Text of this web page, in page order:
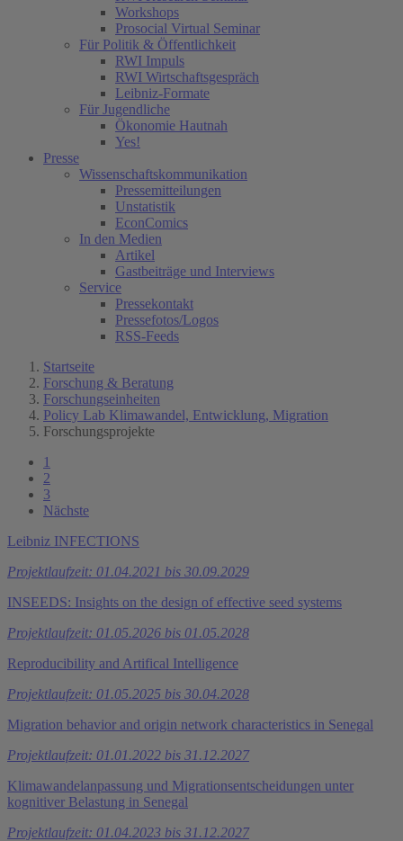
Workshops
Prosocial Virtual Seminar
Für Politik & Öffentlichkeit
RWI Impuls
RWI Wirtschaftsgespräch
Leibniz-Formate
Für Jugendliche
Ökonomie Hautnah
Yes!
Presse
Wissenschaftskommunikation
Pressemitteilungen
Unstatistik
EconComics
In den Medien
Artikel
Gastbeiträge und Interviews
Service
Pressekontakt
Pressefotos/Logos
RSS-Feeds
Startseite
Forschung & Beratung
Forschungseinheiten
Policy Lab Klimawandel, Entwicklung, Migration
Forschungsprojekte
1
2
3
Nächste
Leibniz INFECTIONS
Projektlaufzeit: 01.04.2021 bis 30.09.2029
INSEEDS: Insights on the design of effective seed systems
Projektlaufzeit: 01.05.2026 bis 01.05.2028
Reproducibility and Artifical Intelligence
Projektlaufzeit: 01.05.2025 bis 30.04.2028
Migration behavior and origin network characteristics in Senegal
Projektlaufzeit: 01.01.2022 bis 31.12.2027
Klimawandelanpassung und Migrationsentscheidungen unter
kognitiver Belastung in Senegal
Projektlaufzeit: 01.04.2023 bis 31.12.2027